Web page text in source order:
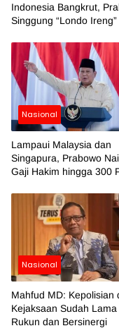
Indonesia Bangkrut,
Singgung “Londo Ireng”
Nasional
Lampaui Malaysia dan
Singapura, Prabowo
Gaji Hakim hingga 300
Nasional
Mahfud MD: Kepolisian
Kejaksaan Sudah Lama
Rukun dan Bersinergi